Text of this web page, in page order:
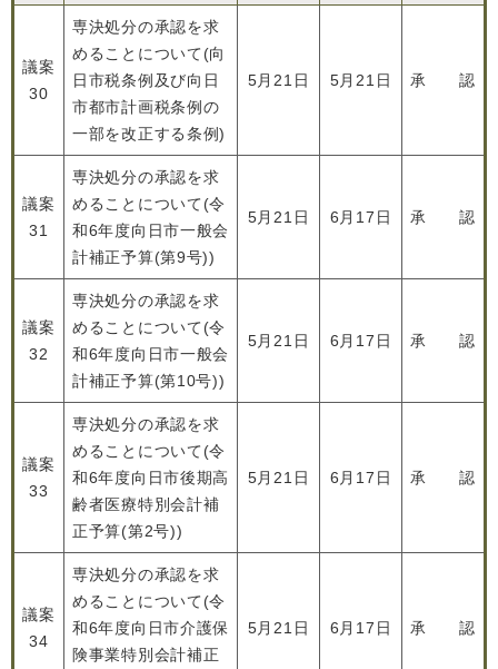
議案
30
専決処分の承認を求
めることについて(向
日市税条例及び向日
市都市計画税条例の
一部を改正する条例)
5月21日 5月21日 承 認
議案
31
専決処分の承認を求
めることについて(令
和6年度向日市一般会
計補正予算(第9号))
5月21日 6月17日 承 認
議案
32
専決処分の承認を求
めることについて(令
和6年度向日市一般会
計補正予算(第10号))
5月21日 6月17日 承 認
議案
33
専決処分の承認を求
めることについて(令
和6年度向日市後期高
齢者医療特別会計補
正予算(第2号))
5月21日 6月17日 承 認
議案
34
専決処分の承認を求
めることについて(令
和6年度向日市介護保
険事業特別会計補正
5月21日 6月17日 承 認